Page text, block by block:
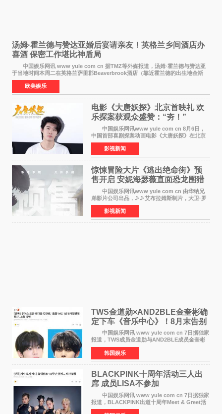
汤姆·霍兰德与赞达亚婚后宴请亲友！英格兰乡间酒店办
喜酒 保密工作堪比神盾局
中国娱乐网讯 www yule com cn 据TMZ等外媒报道，汤姆·霍兰德与赞达亚
于当地时间本周二在英格兰萨里郡Beaverbrook酒店（靠近霍兰德的出生地金斯
顿）举办婚宴，邀请家人与朋友们喝喜酒，庆祝
欧美娱乐
电影《大唐妖探》北京首映礼 欢
乐探案获观众盛赞：“夯！”
中国娱乐网讯www yule com cn 8月6日，
中国首部喜剧探案动画电影《大唐妖探》在北京
举办电影首映礼。导演程腾、联合导演黄珉、总
制片人曹紫建、制片人李莹莹，配音导演张喆，
对白指导程寅，领
影视新闻
惊悚冒险大片《逃出绝命街》预
售开启 安妮海瑟薇直面恐龙围猎
中国娱乐网讯www yule com cn 由华纳兄
弟影片公司出品，J·J·艾布拉姆斯制片，大卫·罗
伯特·米切尔执导，好莱坞巨星安妮·海瑟薇和伊万
·麦克格雷格领衔主演的2026暑期惊悚冒险大片
《逃出绝
影视新闻
TWS金道勋×AND2BLE金奎彬确
定下车《音乐中心》！8月末告别
MC席位
中国娱乐网讯 www yule com cn 7日据独家
报道，TWS成员金道勋与AND2BLE成员金奎彬
将于8月离开《音乐中心》MC的位置。 金道
勋与金奎彬于去年3月与H2H A-NA一起被选为
《音乐中心》MC，约1
韩国娱乐
BLACKPINK十周年活动三人出
席 成员LISA不参加
中国娱乐网讯 www yule com cn 7日据独家
报道，BLACKPINK出道十周年Meet & Greet活
动将由智秀、ROS&Eacute;、JENNIE出席，